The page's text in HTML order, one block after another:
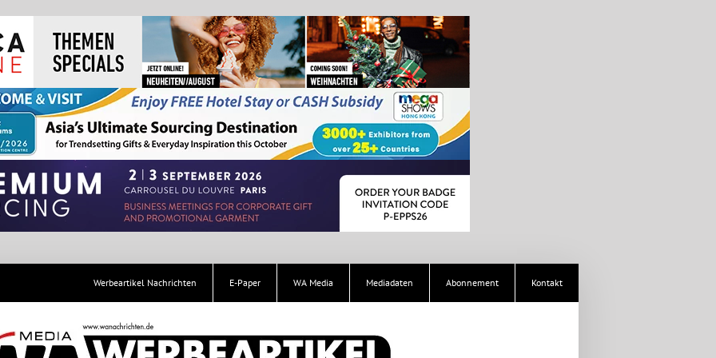
Werbeartikel Nachrichten E-Paper WA Media Mediadaten Abonnement Kontakt